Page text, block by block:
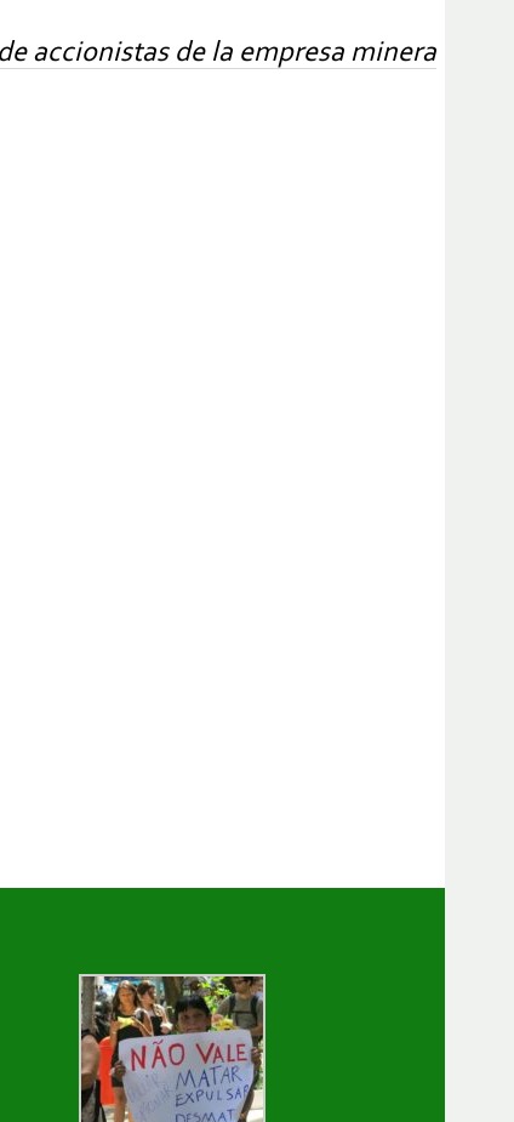
accionistas de la empresa minera